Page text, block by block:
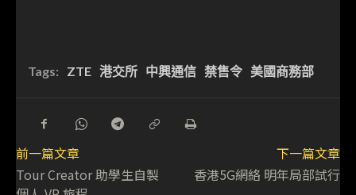
Tags: ZTE 港交所 中興通信 禁售令 美國商務部
前一篇文章
Tour Creator 助學生自製
下一篇文章
香港5G網絡 明年局部試行